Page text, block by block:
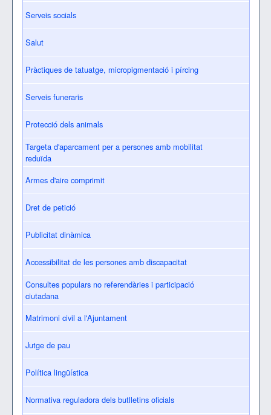
Serveis socials
Salut
Pràctiques de tatuatge, micropigmentació i pírcing
Serveis funeraris
Protecció dels animals
Targeta d'aparcament per a persones amb mobilitat
reduïda
Armes d'aire comprimit
Dret de petició
Publicitat dinàmica
Accessibilitat de les persones amb discapacitat
Consultes populars no referendàries i participació
ciutadana
Matrimoni civil a l'Ajuntament
Jutge de pau
Política lingüística
Normativa reguladora dels butlletins oficials